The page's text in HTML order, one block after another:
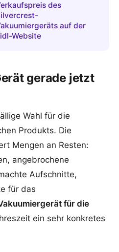
des
auf der
Website
gerade jetzt
Wahl für die
Produkts. Die
Mengen an Resten:
angebrochene
Aufschnitte,
für das
für die
ein sehr konkretes